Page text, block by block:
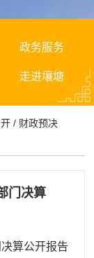
政务服务
走进壤塘
/ 财政预决
门决算
算公开报告